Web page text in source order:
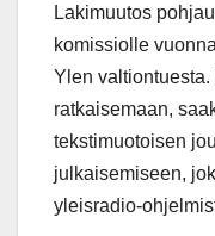
Lakimuutos
komissiolle
Ylen
ratkaisemaan,
tekstimuotoisen
julkaisemiseen,
yleisradio-